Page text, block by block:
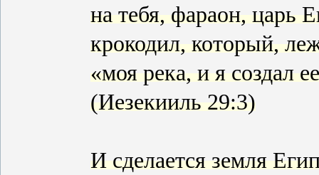
на тебя, фараон, царь
крокодил, который,
«моя река, и я создал
(Иезекииль 29:3)
И сделается земля